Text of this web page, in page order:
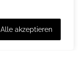
Alle akzeptieren